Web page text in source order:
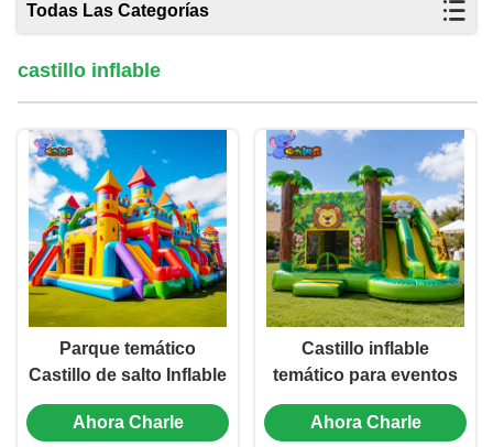
Todas Las Categorías
castillo inflable
Parque temático
Castillo de salto Inflable
Castillo de salto Casa
de salto con tobogán
Ahora Charle
Castillo inflable
temático para eventos
infantiles al aire libre
Ahora Charle